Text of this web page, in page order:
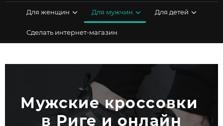
Для женщин Для мужчин Для детей
Сделать интернет-магазин
Мужские кроссовки
в Риге и онлайн